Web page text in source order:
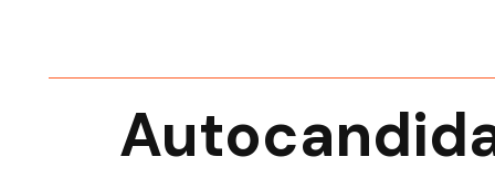
Offerte Di Lavoro
Offerte Di Lavoro Pergine